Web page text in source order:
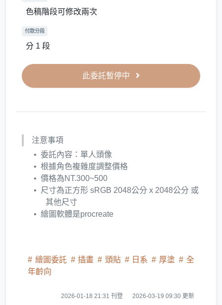
色稿階段可修改兩次
付款分段
分 1 段
此委託暫停中
注意事項
委託內容：單人頭像
根據角色複雜度調整價格
價格為NT.300~500
尺寸為正方形 sRGB 2048公分 x 2048公分 或
其他尺寸
繪圖軟體是procreate
繪圖委託 插畫 頭貼 日系 厚塗
全
年齡向
2026-01-18 21:31 刊登 2026-03-19 09:30 更新